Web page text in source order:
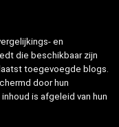
en
die beschikbaar zijn
toegevoegde blogs.
door hun
is afgeleid van hun